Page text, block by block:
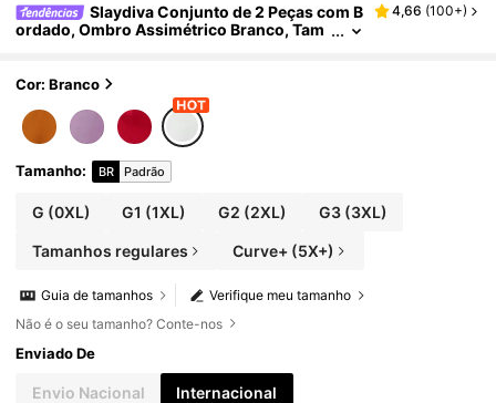
Slaydiva Conjunto de 2 Peças com B
ordado, Ombro Assimétrico Branco, Tam
4,66 (100+)
Cor: Branco
Tamanho: BR Padrão
G (0XL) G1 (1XL) G2 (2XL) G3(3XL)
Tamanhos regulares Curve+ (5X+)
Verifique meu tamanho
Guia de tamanhos
Não é o seu tamanho? Conte-nos
Enviado De
Envio Nacional Internacional